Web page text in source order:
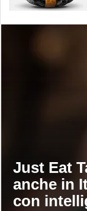
Just Eat
anche in
con